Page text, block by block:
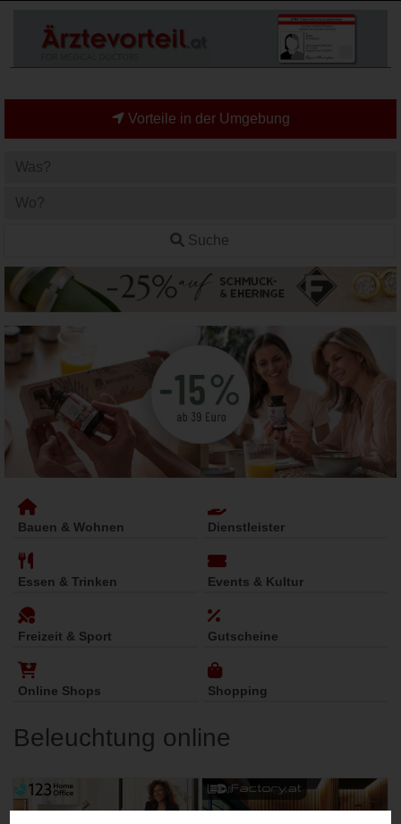
Vorteile in der Umgebung
Suche
Bauen & Wohnen Dienstleister
Essen & Trinken Events & Kultur
Freizeit & Sport Gutscheine
Online Shops Shopping
Beleuchtung online